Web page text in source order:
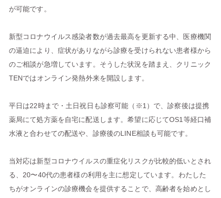
が可能です。
新型コロナウイルス感染者数が過去最高を更新する中、医療機関
の逼迫により、症状がありながら診療を受けられない患者様から
のご相談が急増しています。そうした状況を踏まえ、クリニック
TENではオンライン発熱外来を開設します。
平日は22時まで・土日祝日も診察可能（※1）で、診察後は提携
薬局にて処方薬を自宅に配送します。希望に応じてOS1等経口補
水液と合わせての配送や、診療後のLINE相談も可能です。
当対応は新型コロナウイルスの重症化リスクが比較的低いとされ
る、20〜40代の患者様の利用を主に想定しています。わたした
ちがオンラインの診療機会を提供することで、高齢者を始めとし